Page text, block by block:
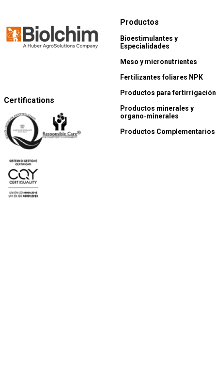
Certifications
Productos
Bioestimulantes y
Especialidades
Meso y micronutrientes
Fertilizantes foliares NPK
Productos para fertirrigación
Productos minerales y
organo‑minerales
Productos Complementarios